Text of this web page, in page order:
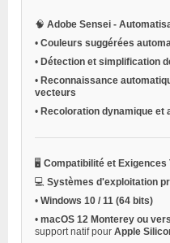
🧠 Adobe Sensei -
• Couleurs suggérées
• Détection et simplification
• Reconnaissance
vecteurs
• Recoloration dynamique et
🖥️ Compatibilité et Exigences
💻 Systèmes d'exploitation
• Windows 10 / 11 (64 bits)
• macOS 12 Monterey ou
support natif pour Apple